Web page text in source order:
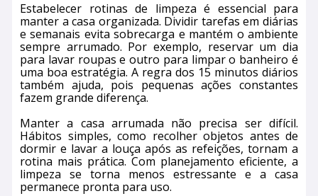
Estabelecer rotinas de limpeza é essencial para
manter a casa organizada. Dividir tarefas em diárias
e semanais evita sobrecarga e mantém o ambiente
sempre arrumado. Por exemplo, reservar um dia
para lavar roupas e outro para limpar o banheiro é
uma boa estratégia. A regra dos 15 minutos diários
também ajuda, pois pequenas ações constantes
fazem grande diferença.
Manter a casa arrumada não precisa ser difícil.
Hábitos simples, como recolher objetos antes de
dormir e lavar a louça após as refeições, tornam a
rotina mais prática. Com planejamento eficiente, a
limpeza se torna menos estressante e a casa
permanece pronta para uso.